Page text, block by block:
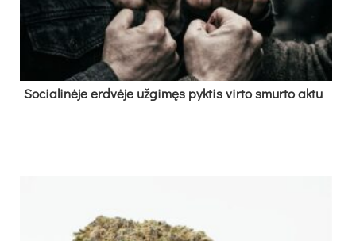
So­cia­li­nė­je erd­vė­je už­gi­męs pyk­tis vir­to smur­to ak­tu